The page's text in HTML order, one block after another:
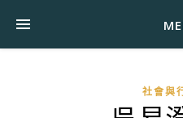
社會與